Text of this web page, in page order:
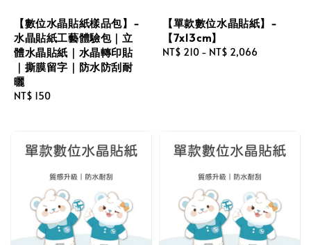
【數位水晶貼紙樣品包】-
水晶貼紙工藝體驗包｜立
體水晶貼紙｜水晶轉印貼
｜撕膜留字｜防水防刮耐
曬
Regular
NT$ 150
【單款數位水晶貼紙】-
【7x13cm】
Regular
NT$ 210 - NT$ 2,066